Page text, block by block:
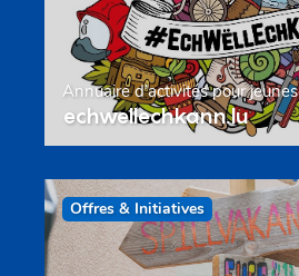
Annuaire d’activités pour jeunes
echwellechkann.lu
Offres & Initiatives